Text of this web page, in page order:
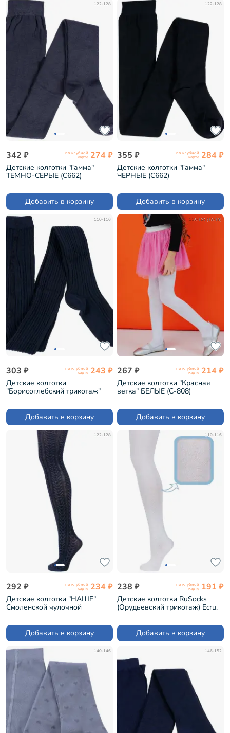
122-128
342 ₽ по клубной
карте 274 ₽
Детские колготки "Гамма"
ТЕМНО-СЕРЫЕ (С662)
Добавить в корзину
122-128
355 ₽ по клубной
карте 284 ₽
Детские колготки "Гамма"
ЧЕРНЫЕ (С662)
Добавить в корзину
110-116
303 ₽ по клубной
карте 243 ₽
Детские колготки
"Борисоглебский трикотаж"
Добавить в корзину
116-122 (18-19)
267 ₽ по клубной
карте 214 ₽
Детские колготки "Красная
ветка" БЕЛЫЕ (С-808)
Добавить в корзину
122-128
292 ₽ по клубной
карте 234 ₽
Детские колготки "НАШЕ"
Смоленской чулочной
СИНИЕ №3-1 (122с9)
Добавить в корзину
110-116
238 ₽ по клубной
карте 191 ₽
Детские колготки RuSocks
(Орудьевский трикотаж) Ecru,
Добавить в корзину
140-146 146-152